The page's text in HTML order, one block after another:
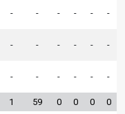
- - - - - -
- - - - - -
- - - - - -
1 59 0 0 0 0